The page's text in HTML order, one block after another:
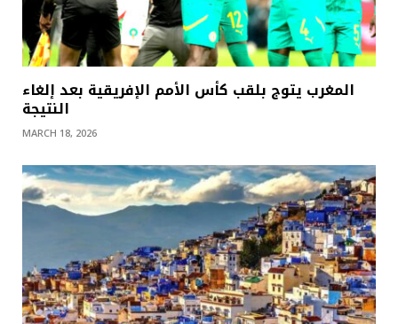
المغرب يتوج بلقب كأس الأمم الإفريقية بعد إلغاء
النتيجة
MARCH 18, 2026